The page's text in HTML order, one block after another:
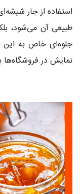
استفاده از جار
طبیعی آن می‌شود،
جلوه‌ای خاص به این
نمایش در فروشگاه‌ها